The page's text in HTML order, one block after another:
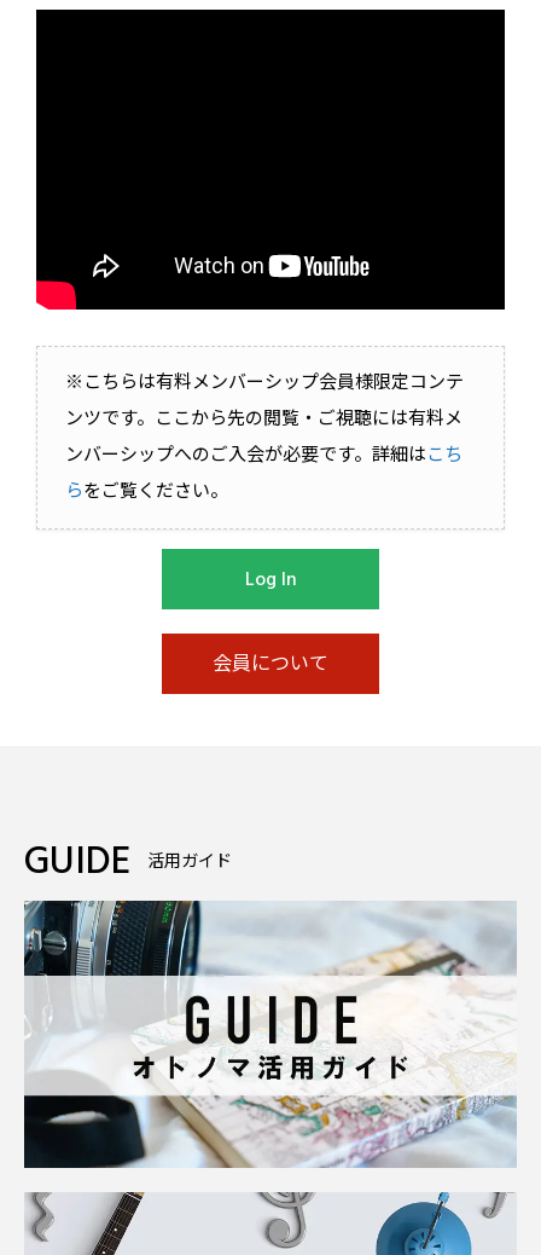
※こちらは有料メンバーシップ会員様限定コンテ
ンツです。ここから先の閲覧・ご視聴には有料メ
ンバーシップへのご入会が必要です。詳細はこち
らをご覧ください。
Log In
会員について
GUIDE 活用ガイド